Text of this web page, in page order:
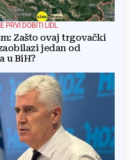
PRVI DOBITI LIDL
Zašto ovaj trgovački
jedan od
u BiH?